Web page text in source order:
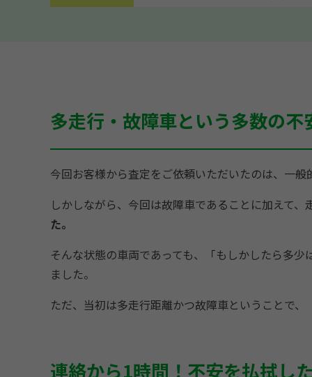
多走行・故障車という多数の
今回お客様から査定をご依頼いただいたのは、一
しかしながら、今回は故障車であることに加えて
た。
そんな状態の車両であっても、「もしかしたら多
ました。
ただ、当初は多走行距離かつ故障車ということで、
連絡から1時間！不安を払拭し